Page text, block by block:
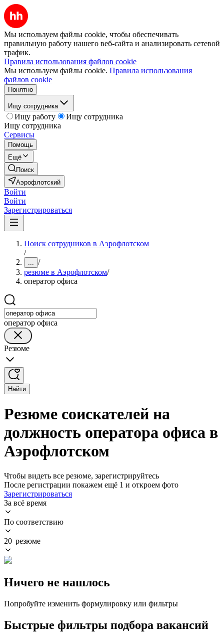
Мы используем файлы cookie, чтобы обеспечивать
правильную работу нашего веб-сайта и анализировать сетевой
трафик.
Правила использования файлов cookie
Мы используем файлы cookie. Правила использования
файлов cookie
Понятно
Ищу сотрудника
Ищу работу
Ищу сотрудника
Ищу сотрудника
Сервисы
Помощь
Ещё
Поиск
Аэрофлотский
Войти
Войти
Зарегистрироваться
Поиск сотрудников в Аэрофлотском
/
... /
резюме в Аэрофлотском/
оператор офиса
оператор офиса
Резюме
Найти
Резюме соискателей на
должность оператора офиса в
Аэрофлотском
Чтобы видеть все резюме, зарегистрируйтесь
После регистрации покажем ещё 1 и откроем фото
Зарегистрироваться
За всё время
По соответствию
20 резюме
Ничего не нашлось
Попробуйте изменить формулировку или фильтры
Быстрые фильтры подбора вакансий